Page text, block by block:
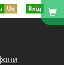
Ua Вхід